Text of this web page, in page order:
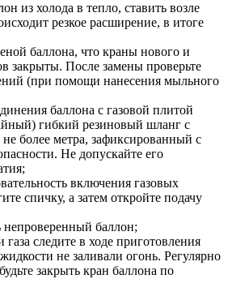
из холода в тепло, ставить возле
резкое расширение, в итоге
баллона, что краны нового и
закрыты. После замены проверьте
(при помощи нанесения мыльного
баллона с газовой плитой
гибкий резиновый шланг с
более метра, зафиксированный с
Не допускайте его
включения газовых
спичку, а затем откройте подачу
непроверенный баллон;
следите в ходе приготовления
не заливали огонь. Регулярно
закрыть кран баллона по